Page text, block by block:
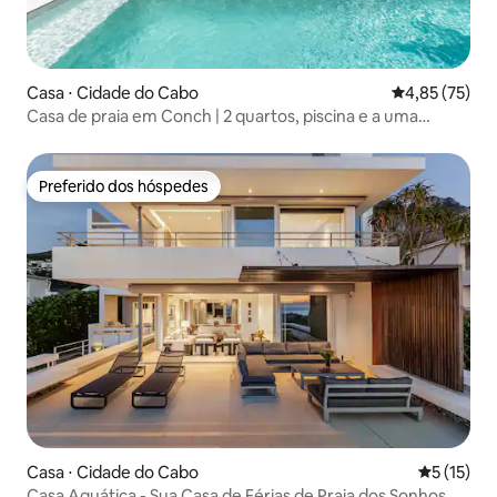
Casa ⋅ Cidade do Cabo 4,85 de uma
4,85 (75)
Casa de praia em Conch | 2 quartos, piscina e a uma
Preferido dos hóspedes
Preferido dos hóspedes
Casa ⋅ Cidade do Cabo 5 de uma
5 (15)